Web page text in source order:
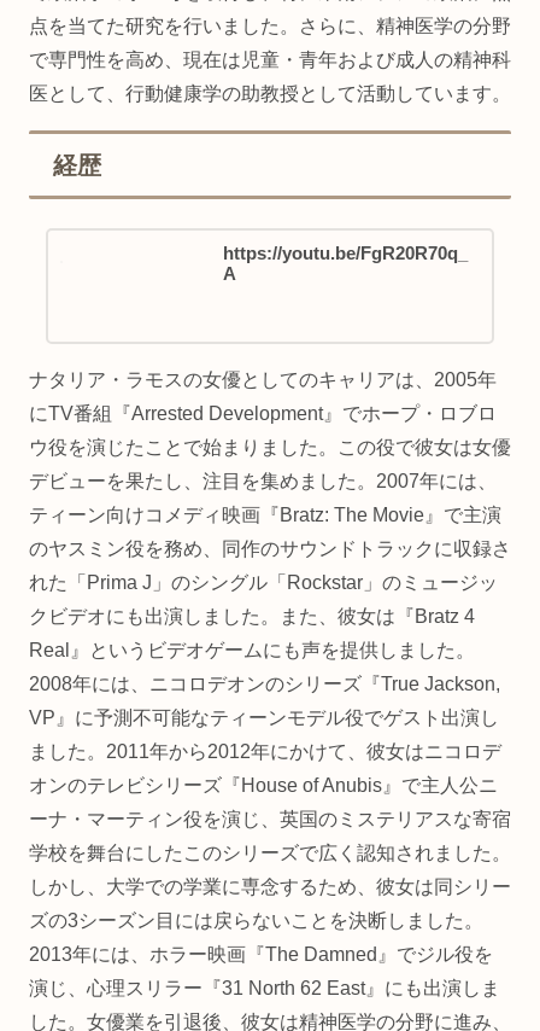
点を当てた研究を行いました。さらに、精神医学の分野
で専門性を高め、現在は児童・青年および成人の精神科
医として、行動健康学の助教授として活動しています。
経歴
https://youtu.be/FgR20R70q_
A
ナタリア・ラモスの女優としてのキャリアは、2005年
にTV番組『Arrested Development』でホープ・ロブロ
ウ役を演じたことで始まりました。この役で彼女は女優
デビューを果たし、注目を集めました。2007年には、
ティーン向けコメディ映画『Bratz: The Movie』で主演
のヤスミン役を務め、同作のサウンドトラックに収録さ
れた「Prima J」のシングル「Rockstar」のミュージッ
クビデオにも出演しました。また、彼女は『Bratz 4
Real』というビデオゲームにも声を提供しました。
2008年には、ニコロデオンのシリーズ『True Jackson,
VP』に予測不可能なティーンモデル役でゲスト出演し
ました。2011年から2012年にかけて、彼女はニコロデ
オンのテレビシリーズ『House of Anubis』で主人公ニ
ーナ・マーティン役を演じ、英国のミステリアスな寄宿
学校を舞台にしたこのシリーズで広く認知されました。
しかし、大学での学業に専念するため、彼女は同シリー
ズの3シーズン目には戻らないことを決断しました。
2013年には、ホラー映画『The Damned』でジル役を
演じ、心理スリラー『31 North 62 East』にも出演しま
した。女優業を引退後、彼女は精神医学の分野に進み、